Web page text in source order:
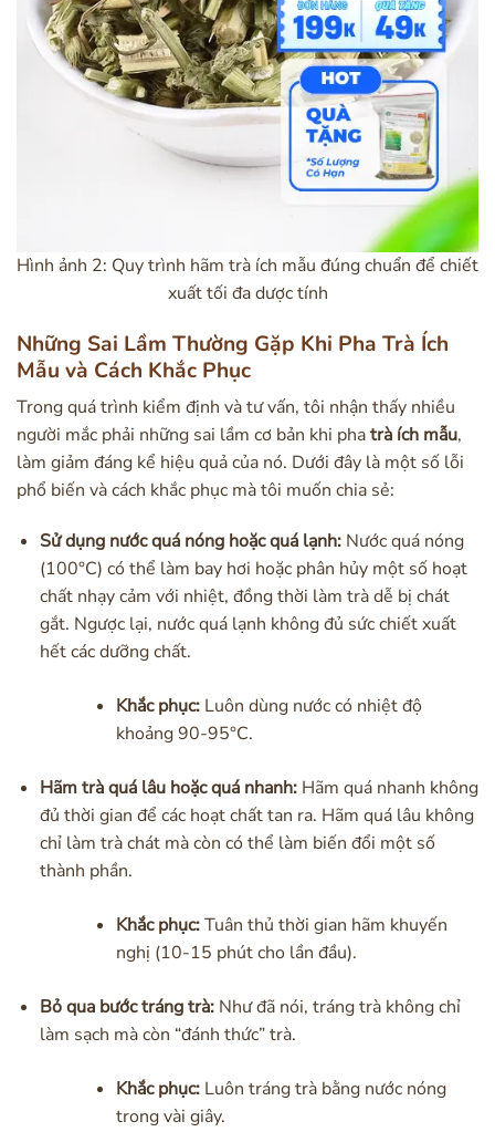
Hình ảnh 2: Quy trình hãm trà ích mẫu đúng chuẩn để chiết
xuất tối đa dược tính
Những Sai Lầm Thường Gặp Khi Pha Trà Ích
Mẫu và Cách Khắc Phục
Trong quá trình kiểm định và tư vấn, tôi nhận thấy nhiều
người mắc phải những sai lầm cơ bản khi phatrà ích mẫu,
làm giảm đáng kể hiệu quả của nó. Dưới đây là một số lỗi
phổ biến và cách khắc phục mà tôi muốn chia sẻ:
Sử dụng nước quá nóng hoặc quá lạnh:Nước quá nóng
(100°C) có thể làm bay hơi hoặc phân hủy một số hoạt
chất nhạy cảm với nhiệt, đồng thời làm trà dễ bị chát
gắt. Ngược lại, nước quá lạnh không đủ sức chiết xuất
hết các dưỡng chất.
Khắc phục:Luôn dùng nước có nhiệt độ
khoảng 90-95°C.
Hãm trà quá lâu hoặc quá nhanh:Hãm quá nhanh không
đủ thời gian để các hoạt chất tan ra. Hãm quá lâu không
chỉ làm trà chát mà còn có thể làm biến đổi một số
thành phần.
Khắc phục:Tuân thủ thời gian hãm khuyến
nghị (10-15 phút cho lần đầu).
Bỏ qua bước tráng trà:Như đã nói, tráng trà không chỉ
làm sạch mà còn “đánh thức” trà.
Khắc phục:Luôn tráng trà bằng nước nóng
trong vài giây.